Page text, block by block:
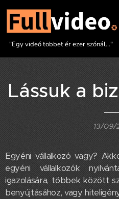
"Egy videó többet ér ezer szónál..."
Lássuk a
13/09/
Egyéni vállalkozó vagy?
egyéni vállalkozók
igazolására, többek között
benyújtásához, vagy